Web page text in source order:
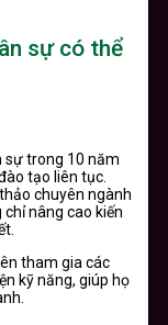
sự có thể
sự trong 10 năm
tạo liên tục.
chuyên ngành
nâng cao kiến
tham gia các
kỹ năng, giúp họ